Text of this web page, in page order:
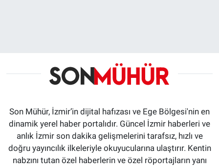
Son Mühür, İzmir’in dijital hafızası ve Ege Bölgesi'nin en
dinamik yerel haber portalıdır. Güncel İzmir haberleri ve
anlık İzmir son dakika gelişmelerini tarafsız, hızlı ve
doğru yayıncılık ilkeleriyle okuyucularına ulaştırır. Kentin
nabzını tutan özel haberlerin ve özel röportajların yanı